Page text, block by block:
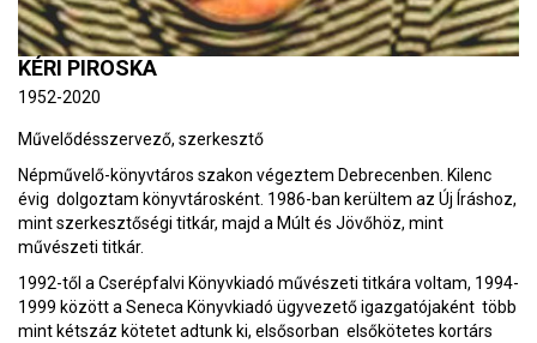
KÉRI PIROSKA
1952-2020
Művelődésszervező, szerkesztő
Népművelő-könyvtáros szakon végeztem Debrecenben. Kilenc
évig dolgoztam könyvtárosként. 1986-ban kerültem az Új Íráshoz,
mint szerkesztőségi titkár, majd a Múlt és Jövőhöz, mint
művészeti titkár.
1992-től a Cserépfalvi Könyvkiadó művészeti titkára voltam, 1994-
1999 között a Seneca Könyvkiadó ügyvezető igazgatójaként több
mint kétszáz kötetet adtunk ki, elsősorban elsőkötetes kortárs